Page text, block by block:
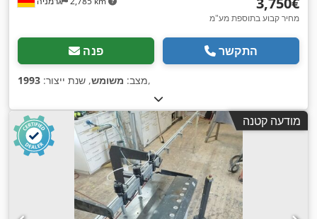
מחיר קבוע בתוספת מע"מ
פנה התקשר
מצב: משומש, שנת ייצור: 1993 ,
מודעה קטנה